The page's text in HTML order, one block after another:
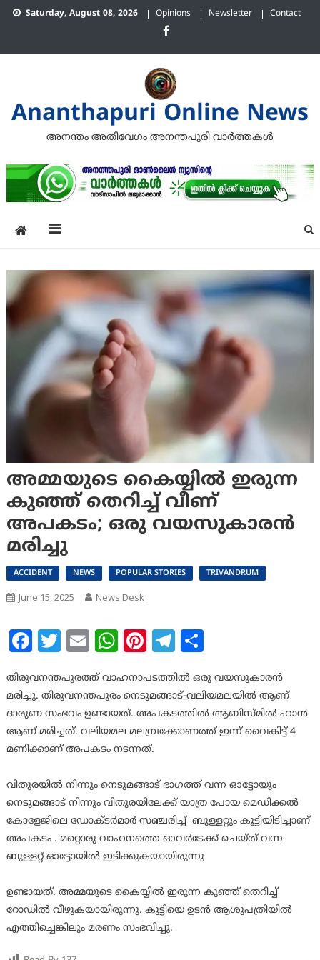
Skip Saturday, August 08, 2026 Opinions Newsletter Contact
Ananthapuri Online News
അനന്തം അതിവേഗം അനന്തപുരി വാര്‍ത്തകള്‍
അമ്മയുടെ കൈയ്യിൽ ഇരുന്ന
കുഞ്ഞ് തെറിച്ച് വീണ്
അപകടം; ഒരു വയസുകാരൻ
മരിച്ചു
ACCIDENT NEWS POPULAR STORIES TRIVANDRUM
June 15, 2025 News Desk
Facebook
Twitter
EmailWhatsApp
Pinterest
Telegram
Share
തിരുവനന്തപുരത്ത് വാഹനാപടത്തിൽ ഒരു വയസുകാരൻ
മരിച്ചു. തിരുവനന്തപുരം നെടുമങ്ങാട്-വലിയമലയിൽ ആണ്
ദാരുണ സംഭവം ഉണ്ടായത്. അപകടത്തിൽ ആബിസ്മിൽ ഹാൻ
ആണ് മരിച്ചത്. വലിയമല മലമ്പ്രക്കോണത്ത് ഇന്ന് വൈകിട്ട് 4
മണിക്കാണ് അപകടം നടന്നത്.
വിതുരയിൽ നിന്നും നെടുമങ്ങാട് ഭാഗത്ത് വന്ന ഓട്ടോയും
നെടുമങ്ങാട് നിന്നും വിതുരയിലേക്ക് യാത്ര പോയ മെഡിക്കൽ
കോളേജിലെ ഡോക്ടർമാർ സഞ്ചരിച്ച് ബുള്ളറ്റും കൂട്ടിയിടിച്ചാണ്
അപകടം . മറ്റൊരു വാഹനത്തെ ഓവർടേക്ക് ചെയ്ത് വന്ന
ബുള്ളറ്റ് ഓട്ടോയിൽ ഇടിക്കുകയായിരുന്നു
ഉണ്ടായത്. അമ്മയുടെ കൈയ്യിൽ ഇരുന്ന കുഞ്ഞ് തെറിച്ച്
റോഡിൽ വീഴുകയായിരുന്നു. കുട്ടിയെ ഉടൻ ആശുപത്രിയിൽ
എത്തിച്ചെങ്കിലും മരണം സംഭവിച്ചു.